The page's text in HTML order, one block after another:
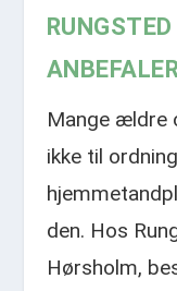
Mange ældre
ikke til
den. Hos
Hørsholm,